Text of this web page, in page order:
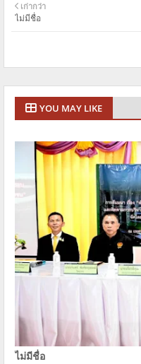
เก่ากว่า
ไม่มีชื่อ
YOU MAY LIKE
ไม่มีชื่อ